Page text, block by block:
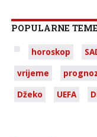
POPULARNE TEME
horoskop
vrijeme
Džeko
UEFA